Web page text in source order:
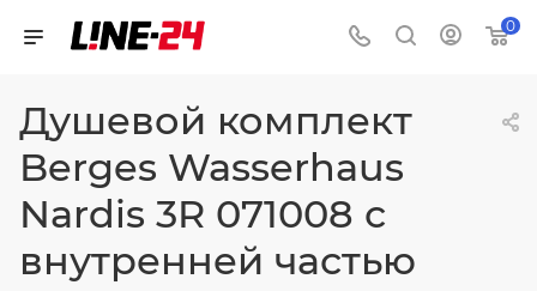
0
Душевой комплект
Berges Wasserhaus
Nardis 3R 071008 с
внутренней частью